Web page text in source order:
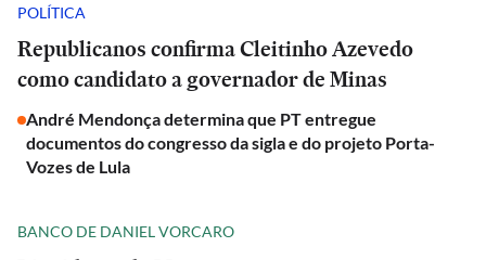
POLÍTICA
Republicanos confirma Cleitinho Azevedo
como candidato a governador de Minas
André Mendonça determina que PT entregue
documentos do congresso da sigla e do projeto Porta-
Vozes de Lula
BANCO DE DANIEL VORCARO